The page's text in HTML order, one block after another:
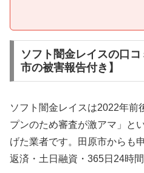
ソフト闇金レイスの口
市の被害報告付き】
ソフト闇金レイスは2022年前
プンのため審査が激アマ」と
げた業者です。田原市からも
返済・土日融資・365日24時